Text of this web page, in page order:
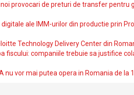
provocari de preturi de transfer pentru
ale IMM-urilor din productie prin
Technology Delivery Center din
fiscului: companiile trebuie sa justifice
vor mai putea opera in Romania de la